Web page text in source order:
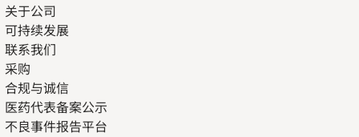
关于公司
可持续发展
联系我们
采购
合规与诚信
医药代表备案公示
不良事件报告平台